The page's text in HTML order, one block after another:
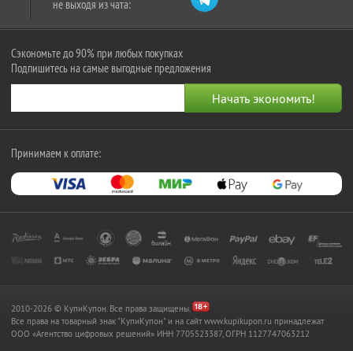
не выходя из чата:
Сэкономьте до 90% при любых покупках
Подпишитесь на самые выгодные предложения
Принимаем к оплате:
2010-2026 © КупиКупон. Все права защищены.
Все права на товарный знак "КупиКупон" и на сайт www.kupikupon.ru принадлежат
OOO «Агентство цифровых решений» ИНН 7705523387, ОГРН 1127747063212